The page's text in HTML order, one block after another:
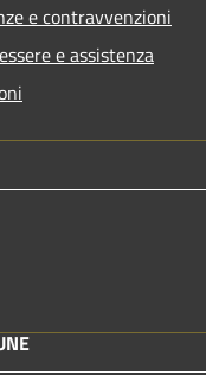
e contravvenzioni
e assistenza